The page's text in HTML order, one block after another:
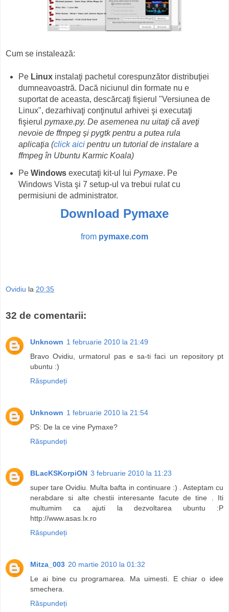
Cum se instalează:
Pe Linuxinstalaţi pachetul corespunzător distribuţiei
dumneavoastră. Dacă niciunul din formate nu e
suportat de aceasta, descărcaţi fişierul "Versiunea de
Linux", dezarhivaţi conţinutul arhivei şi executaţi
fişierul pymaxe.py. De asemenea nu uitaţi că aveţi
nevoie de ffmpeg şi pygtkpentru a putea rula
aplicaţia (click aicipentru un tutorial de instalare a
ffmpeg în Ubuntu Karmic Koala)
Pe Windowsexecutaţi kit-ul lui Pymaxe. Pe
Windows Vista şi 7 setup-ul va trebui rulat cu
permisiuni de administrator.
Download Pymaxe
from pymaxe.com
Ovidiu la 20:35
32 de comentarii:
Unknown 1 februarie 2010 la 21:49
Bravo Ovidiu, urmatorul pas e sa-ti faci un repository pt
ubuntu :)
Răspundeți
Unknown 1 februarie 2010 la 21:54
PS: De la ce vine Pymaxe?
Răspundeți
BLacKSKorpiON 3 februarie 2010 la 11:23
super tare Ovidiu. Multa bafta in continuare :) . Asteptam cu
nerabdare si alte chestii interesante facute de tine . Iti
multumim ca ajuti la dezvoltarea ubuntu :P
http://www.asas.lx.ro
Răspundeți
Mitza_003 20 martie 2010 la 01:32
Le ai bine cu programarea. Ma uimesti. E chiar o idee
smechera.
Răspundeți